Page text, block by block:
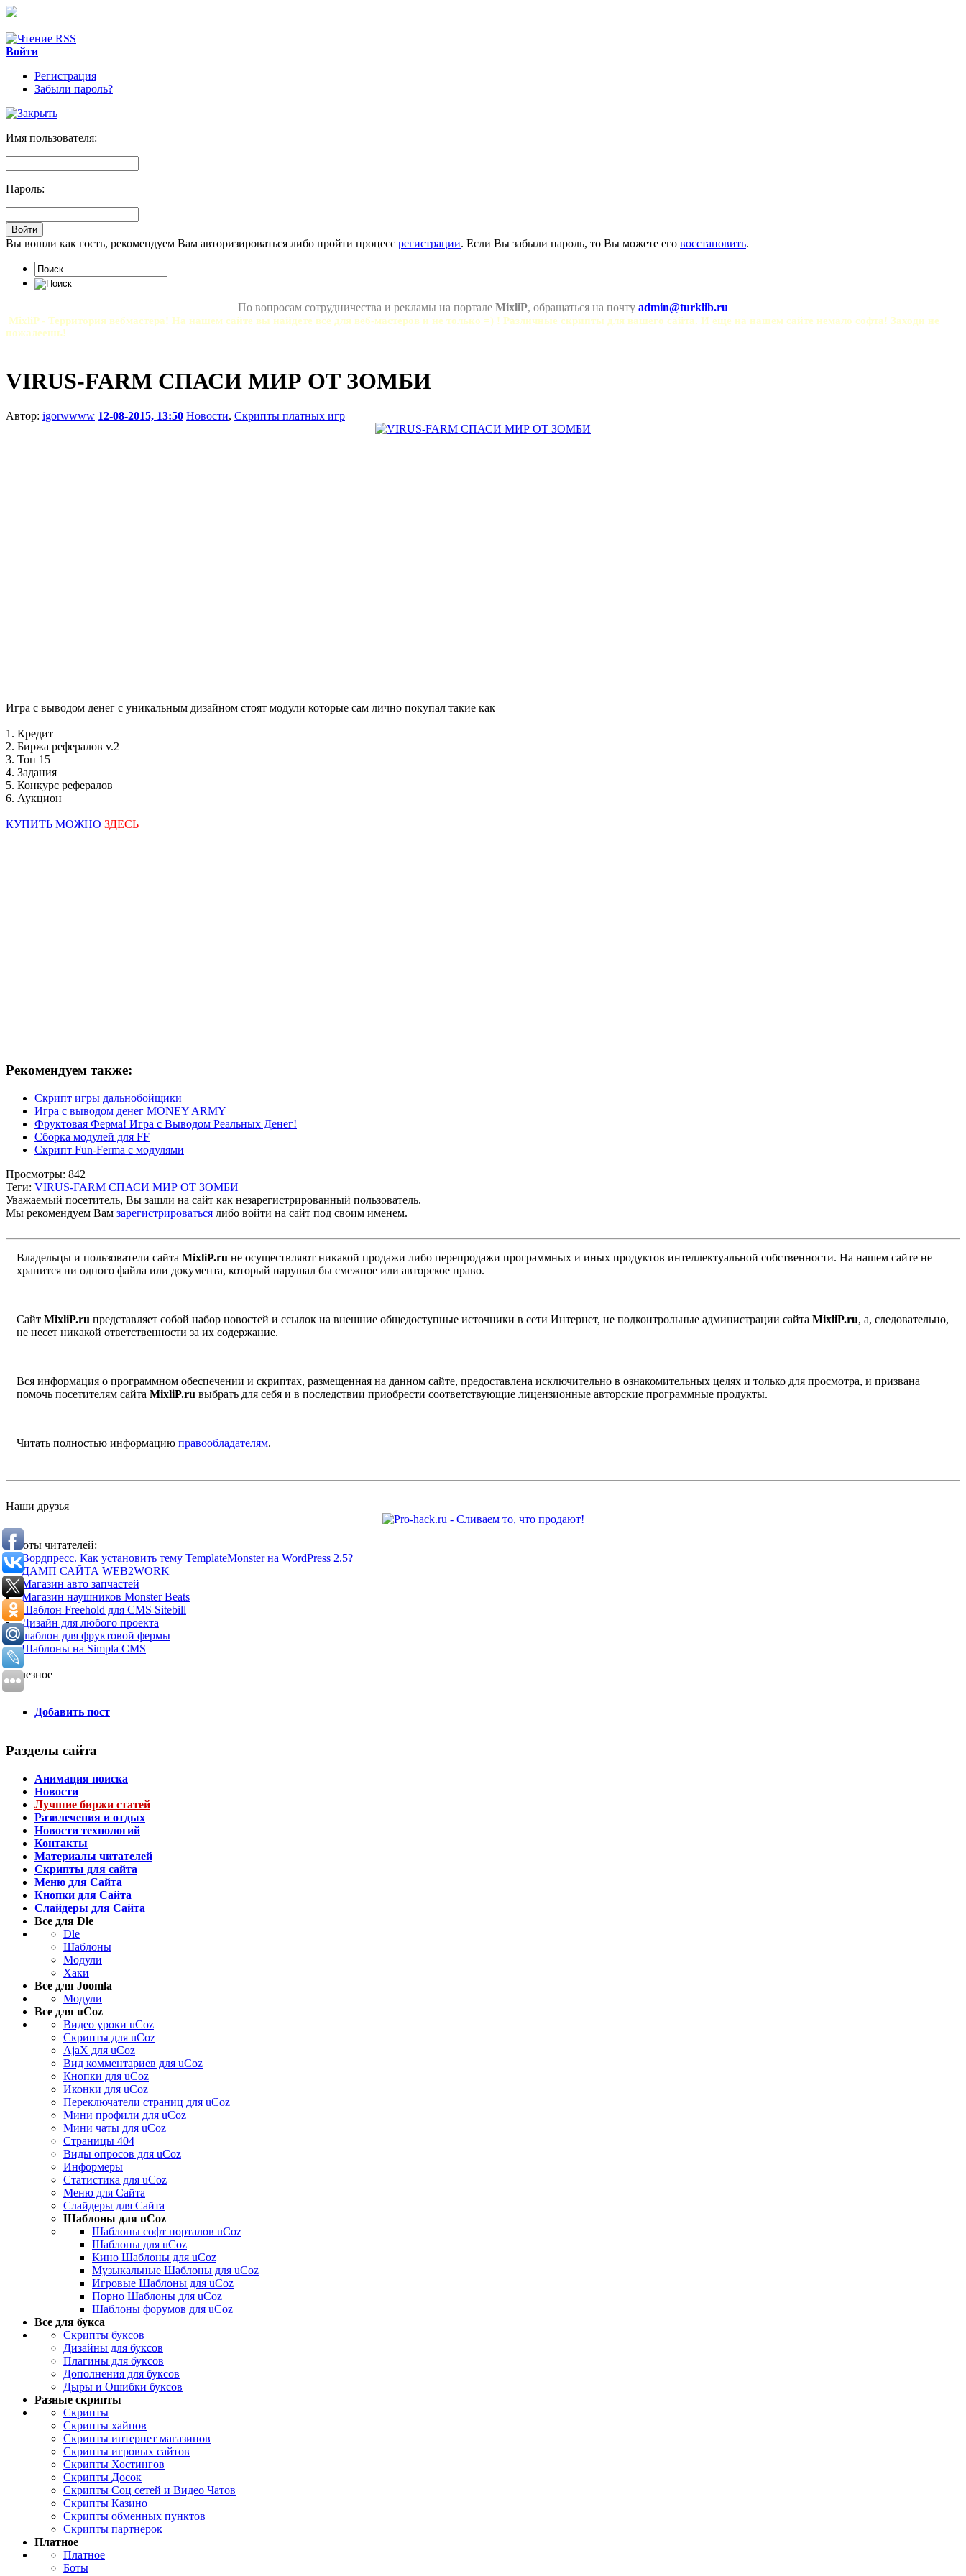
Войти
Регистрация
Забыли пароль?
Имя пользователя:
Пароль:
Вы вошли как гость, рекомендуем Вам авторизироваться либо пройти процесс регистрации. Если Вы забыли пароль, то Вы можете его восстановить.
По вопросам сотрудничества и рекламы на портале MixliP, обращаться на почту admin@turklib.ru
MixliP - Территория вебмастера! На нашем сайте вы найдете все для веб-мастеров и не только =) ! Различные скрипты для вашего сайта. И еще на нашем сайте немало софта! Заходи не
пожалеешь!
VIRUS-FARM СПАСИ МИР ОТ ЗОМБИ
Автор: igorwwww 12-08-2015, 13:50 Новости, Скрипты платных игр
Игра с выводом денег с уникальным дизайном стоят модули которые сам лично покупал такие как
1. Кредит
2. Биржа рефералов v.2
3. Топ 15
4. Задания
5. Конкурс рефералов
6. Аукцион
КУПИТЬ МОЖНО ЗДЕСЬ
Рекомендуем также:
Скрипт игры дальнобойщики
Игра с выводом денег MONEY ARMY
Фруктовая Ферма! Игра с Выводом Реальных Денег!
Сборка модулей для FF
Cкрипт Fun-Ferma с модулями
Просмотры: 842
Теги: VIRUS-FARM СПАСИ МИР ОТ ЗОМБИ
Уважаемый посетитель, Вы зашли на сайт как незарегистрированный пользователь.
Мы рекомендуем Вам зарегистрироваться либо войти на сайт под своим именем.
Владельцы и пользователи сайта MixliP.ru не осуществляют никакой продажи либо перепродажи программных и иных продуктов интеллектуальной собственности. На нашем сайте не
хранится ни одного файла или документа, который нарушал бы смежное или авторское право.
Сайт MixliP.ru представляет собой набор новостей и ссылок на внешние общедоступные источники в сети Интернет, не подконтрольные администрации сайта MixliP.ru, а, следовательно,
не несет никакой ответственности за их содержание.
Вся информация о программном обеспечении и скриптах, размещенная на данном сайте, предоставлена исключительно в ознакомительных целях и только для просмотра, и призвана
помочь посетителям сайта MixliP.ru выбрать для себя и в последствии приобрести соответствующие лицензионные авторские программные продукты.
Читать полностью информацию правообладателям.
Наши друзья
Работы читателей:
Вордпресс. Как установить тему TemplateMonster на WordPress 2.5?
ДАМП САЙТА WEB2WORK
Магазин авто запчастей
Магазин наушников Monster Beats
Шаблон Freehold для CMS Sitebill
Дизайн для любого проекта
шаблон для фруктовой фермы
Шаблоны на Simpla CMS
Полезное
Добавить пост
Разделы сайта
Анимация поиска
Новости
Лучшие биржи статей
Развлечения и отдых
Новости технологий
Контакты
Материалы читателей
Скрипты для сайта
Меню для Сайта
Кнопки для Сайта
Слайдеры для Сайта
Все для Dle
Dle
Шаблоны
Модули
Хаки
Все для Joomla
Модули
Все для uCoz
Видео уроки uCoz
Скрипты для uCoz
AjaX для uCoz
Вид комментариев для uCoz
Кнопки для uCoz
Иконки для uCoz
Переключатели страниц для uCoz
Мини профили для uCoz
Мини чаты для uCoz
Страницы 404
Виды опросов для uCoz
Информеры
Статистика для uCoz
Меню для Сайта
Слайдеры для Сайта
Шаблоны для uCoz
Шаблоны софт порталов uCoz
Шаблоны для uCoz
Кино Шаблоны для uCoz
Музыкальные Шаблоны для uCoz
Игровые Шаблоны для uCoz
Порно Шаблоны для uCoz
Шаблоны форумов для uCoz
Все для букса
Скрипты буксов
Дизайны для буксов
Плагины для буксов
Дополнения для буксов
Дыры и Ошибки буксов
Разные скрипты
Скрипты
Скрипты хайпов
Скрипты интернет магазинов
Скрипты игровых сайтов
Скрипты Хостингов
Скрипты Досок
Скрипты Соц сетей и Видео Чатов
Скрипты Казино
Скрипты обменных пунктов
Скрипты партнерок
Платное
Платное
Боты